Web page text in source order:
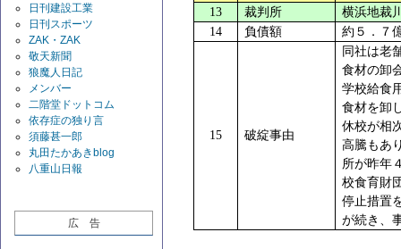
日刊建設工業
日刊スポーツ
ZAK・ZAK
敬天新聞
狼魔人日記
メンバー
二階堂ドットコム
依存症の独り言
須藤甚一郎
丸田たかあきblog
八重山日報
広 告
13
裁判所
横浜地裁
14
負債額 約５．７
15 破綻事由
同社は老
食材の卸
学校給食
食材を卸
休校が相
高騰もあ
所が昨年
校食育財
停止措置
が続き、